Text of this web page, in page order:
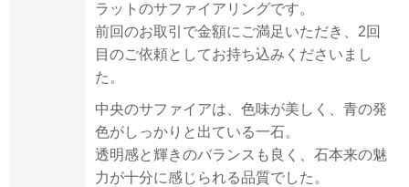
ラットのサファイアリングです。
前回のお取引で金額にご満足いただき、2回
目のご依頼としてお持ち込みくださいまし
た。
中央のサファイアは、色味が美しく、青の発
色がしっかりと出ている一石。
透明感と輝きのバランスも良く、石本来の魅
力が十分に感じられる品質でした。